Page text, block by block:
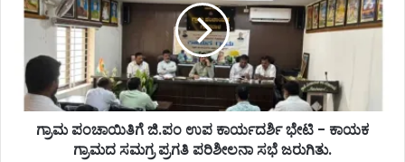
ಗ್ರಾಮ ಪಂಚಾಯಿತಿಗೆ ಜಿ.ಪಂ ಉಪ ಕಾರ್ಯದರ್ಶಿ ಭೇಟಿ - ಕಾಯಕ
ಗ್ರಾಮದ ಸಮಗ್ರ ಪ್ರಗತಿ ಪರಿಶೀಲನಾ ಸಭೆ ಜರುಗಿತು.